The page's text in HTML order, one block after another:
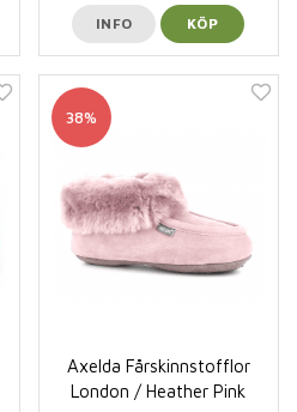
INFO KÖP
38%
Axelda Fårskinnstofflor
London / Heather Pink